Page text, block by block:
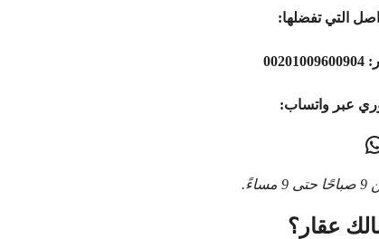
التي تفضلها:
00201009600904
عبر واتساب:
عقار؟